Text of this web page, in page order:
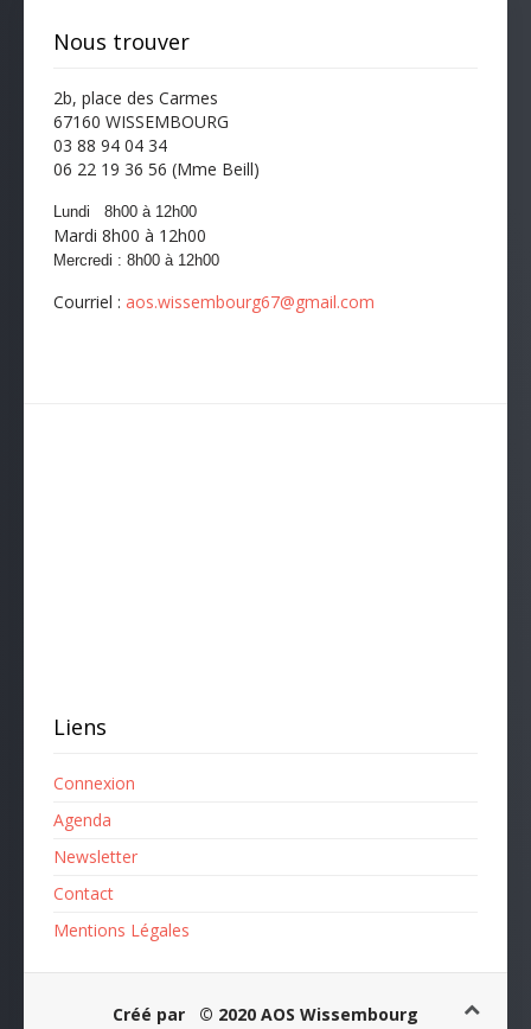
Nous trouver
2b, place des Carmes
67160 WISSEMBOURG
03 88 94 04 34
06 22 19 36 56 (Mme Beill)
Lundi 8h00 à 12h00
Mardi 8h00 à 12h00
Mercredi : 8h00 à 12h00
Courriel : aos.wissembourg67@gmail.com
Liens
Connexion
Agenda
Newsletter
Contact
Mentions Légales
Créé par © 2020 AOS Wissembourg